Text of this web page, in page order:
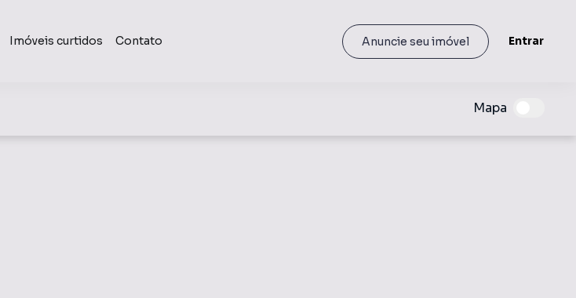
Imóveis curtidos Contato Anuncie seu imóvel Entrar
Mapa